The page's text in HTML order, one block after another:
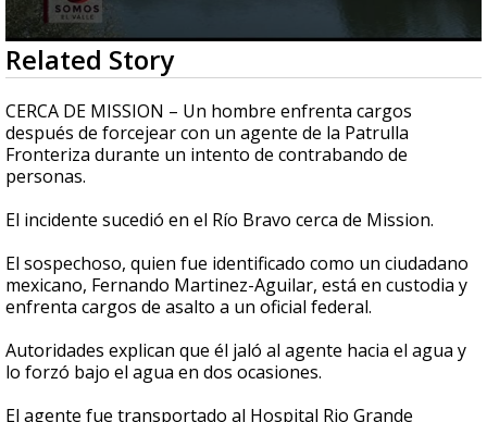
0
seconds
of
33
seconds
Related Story
CERCA DE MISSION – Un hombre enfrenta cargos
después de forcejear con un agente de la Patrulla
Fronteriza durante un intento de contrabando de
personas.
El incidente sucedió en el Río Bravo cerca de Mission.
El sospechoso, quien fue identificado como un ciudadano
mexicano, Fernando Martinez-Aguilar, está en custodia y
enfrenta cargos de asalto a un oficial federal.
Autoridades explican que él jaló al agente hacia el agua y
lo forzó bajo el agua en dos ocasiones.
El agente fue transportado al Hospital Rio Grande